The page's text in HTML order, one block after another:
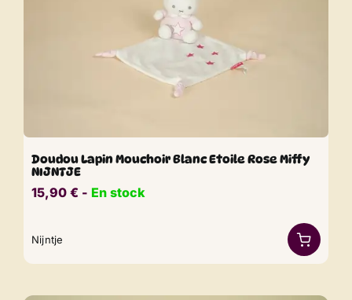
Doudou Lapin Mouchoir Blanc Etoile Rose Miffy
NIJNTJE
15,90 € ​​ - En stock
Nijntje